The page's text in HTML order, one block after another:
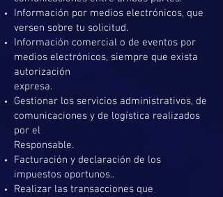
Información por medios electrónicos, que
versen sobre tu solicitud.
Información comercial o de eventos por
medios electrónicos, siempre que exista
autorización
expresa.
Gestionar los servicios administrativos, de
comunicaciones y de logística realizados
por el
Responsable.
Facturación y declaración de los
impuestos oportunos..
Realizar las transacciones que